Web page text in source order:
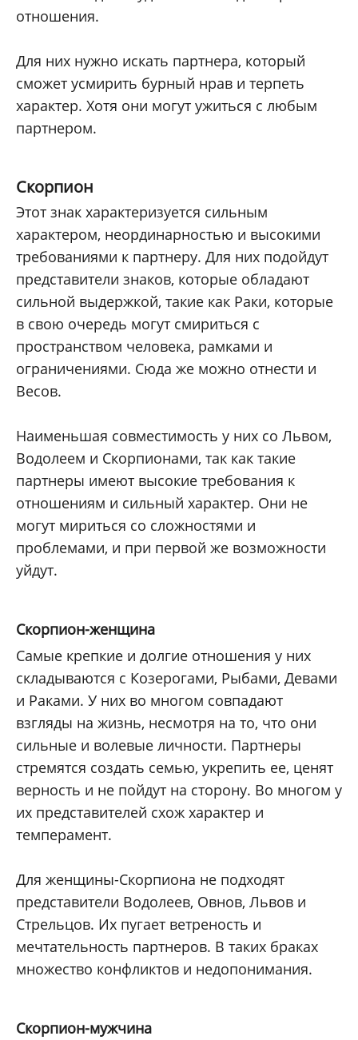
отношения.
Для них нужно искать партнера, который
сможет усмирить бурный нрав и терпеть
характер. Хотя они могут ужиться с любым
партнером.
Скорпион
Этот знак характеризуется сильным
характером, неординарностью и высокими
требованиями к партнеру. Для них подойдут
представители знаков, которые обладают
сильной выдержкой, такие как Раки, которые
в свою очередь могут смириться с
пространством человека, рамками и
ограничениями. Сюда же можно отнести и
Весов.
Наименьшая совместимость у них со Львом,
Водолеем и Скорпионами, так как такие
партнеры имеют высокие требования к
отношениям и сильный характер. Они не
могут мириться со сложностями и
проблемами, и при первой же возможности
уйдут.
Скорпион-женщина
Самые крепкие и долгие отношения у них
складываются с Козерогами, Рыбами, Девами
и Раками. У них во многом совпадают
взгляды на жизнь, несмотря на то, что они
сильные и волевые личности. Партнеры
стремятся создать семью, укрепить ее, ценят
верность и не пойдут на сторону. Во многом у
их представителей схож характер и
темперамент.
Для женщины-Скорпиона не подходят
представители Водолеев, Овнов, Львов и
Стрельцов. Их пугает ветреность и
мечтательность партнеров. В таких браках
множество конфликтов и недопонимания.
Скорпион-мужчина